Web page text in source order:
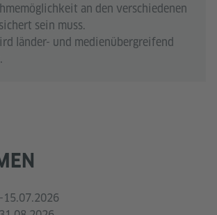
an den verschiedenen
sein muss.
länder- und medienübergreifend
15.07.2026